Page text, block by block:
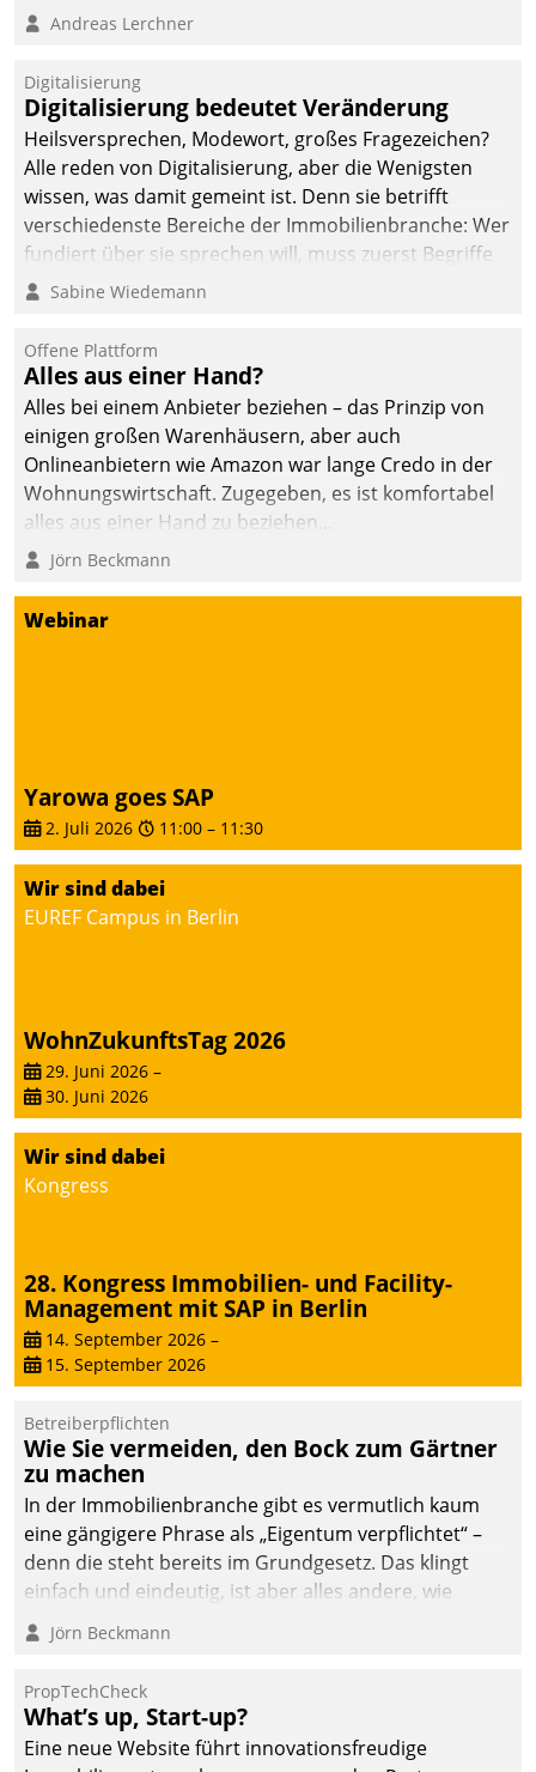
Fokussierung auf den Kunden.
Andreas Lerchner
Digitalisierung
Digitalisierung bedeutet Veränderung
Heilsversprechen, Modewort, großes Fragezeichen?
Alle reden von Digitalisierung, aber die Wenigsten
wissen, was damit gemeint ist. Denn sie betrifft
verschiedenste Bereiche der Immobilienbranche: Wer
fundiert über sie sprechen will, muss zuerst Begriffe
klären. Ein Aspekt ist die betriebliche Optimierung:
Einsparungen durch optimierte und automatisierte
Prozesse. Doch man darf nicht zu viel erwarten: Allein
mit der Einführung einer neuen Software ist es nicht
getan. Die Digitalisierung erfordert von Unternehmen
die Bereitschaft, sich zu überprüfen, zu hinterfragen
und zu verändern.
Sabine Wiedemann
Offene Plattform
Alles aus einer Hand?
Alles bei einem Anbieter beziehen – das Prinzip von
einigen großen Warenhäusern, aber auch
Onlineanbietern wie Amazon war lange Credo in der
Wohnungswirtschaft. Zugegeben, es ist komfortabel
alles aus einer Hand zu beziehen...
Jörn Beckmann
Webinar
Yarowa goes SAP
2. Juli 2026 11:00 – 11:30
Wir sind dabei
EUREF Campus in Berlin
WohnZukunftsTag 2026
29. Juni 2026 –
30. Juni 2026
Wir sind dabei
Kongress
28. Kongress Immobilien- und Facility-
Management mit SAP in Berlin
14. September 2026 –
15. September 2026
Betreiberpflichten
Wie Sie vermeiden, den Bock zum Gärtner
zu machen
In der Immobilienbranche gibt es vermutlich kaum
eine gängigere Phrase als „Eigentum verpflichtet“ –
denn die steht bereits im Grundgesetz. Das klingt
einfach und eindeutig, ist aber alles andere, wie
Branchenbeschäftigte wissen. Denn mit der
Verantwortung folgen Verpflichtungen.
Jörn Beckmann
PropTechCheck
What’s up, Start-up?
Eine neue Website führt innovationsfreudige